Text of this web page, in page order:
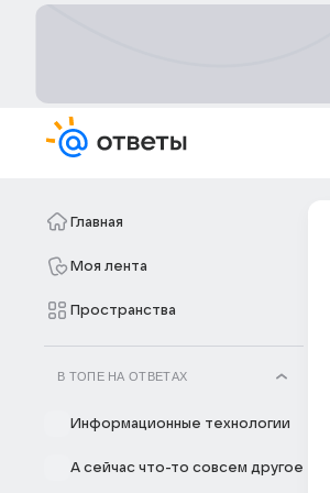
Главная
Моя лента
Пространства
В ТОПЕ НА ОТВЕТАХ
Информационные технологии
А сейчас что-то совсем другое